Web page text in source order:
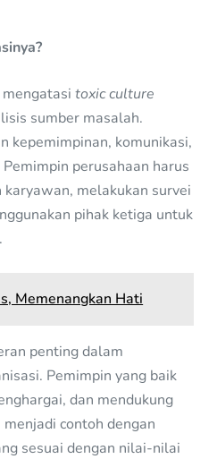
mengatasitoxic culture
sumber masalah.
kepemimpinan, komunikasi,
perusahaan harus
melakukan survei
pihak ketiga untuk
Memenangkan Hati
penting dalam
Pemimpin yang baik
dan mendukung
contoh dengan
sesuai dengan nilai-nilai